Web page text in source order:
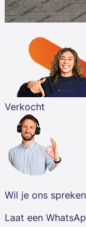
Verkocht
Wil je ons
Laat een